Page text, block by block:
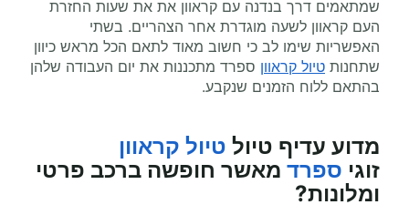
שמתאמים דרך בנדנה עם קראוון את את שעות החזרת
העם קראוון לשעה מוגדרת אחר הצהריים. בשתי
האפשריות שימו לב כי חשוב מאוד לתאם הכל מראש כיוון
שתחנות טיול קראוון ספרד מתכננות את יום העבודה שלהן
בהתאם ללוח הזמנים שנקבע.
מדוע עדיף טיול טיול קראוון
זוגי ספרד מאשר חופשה ברכב פרטי
ומלונות?